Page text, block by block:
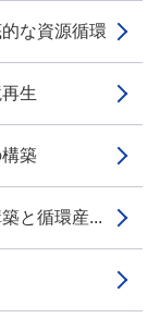
な資源循環
生
築
と循環産...